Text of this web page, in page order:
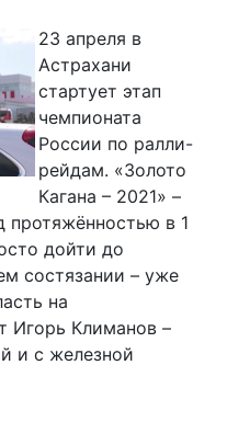
23 апреля в
Астрахани
стартует этап
чемпионата
России по ралли-
рейдам. «Золото
Кагана – 2021» –
протяжённостью в 1
дойти до
состязании – уже
на
Игорь Климанов –
и с железной